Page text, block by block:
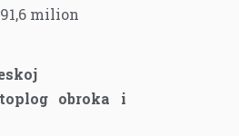
milion
obroka i